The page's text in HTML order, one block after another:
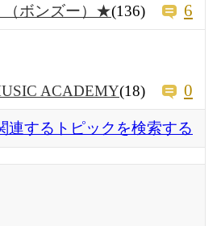
（ボンズー）★(136) 6
ACADEMY(18) 0
連するトピックを検索する